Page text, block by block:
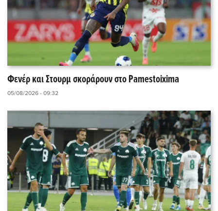
Φενέρ και Στουρμ σκοράρουν στο Pamestoixima
05/08/2026 - 09:32